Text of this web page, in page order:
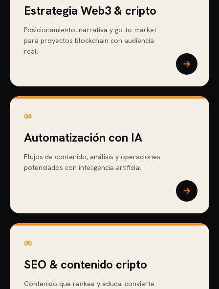
Estrategia Web3 & cripto
Posicionamiento, narrativa y go-to-market
para proyectos blockchain con audiencia
real.
04
Automatización con IA
Flujos de contenido, análisis y operaciones
potenciados con inteligencia artificial.
05
SEO & contenido cripto
Contenido que rankea y educa: convierte